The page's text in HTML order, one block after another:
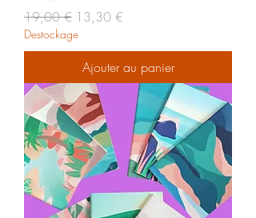
Prix original
19,00 € Prix promotionnel
13,30 €
Destockage
Ajouter au panier